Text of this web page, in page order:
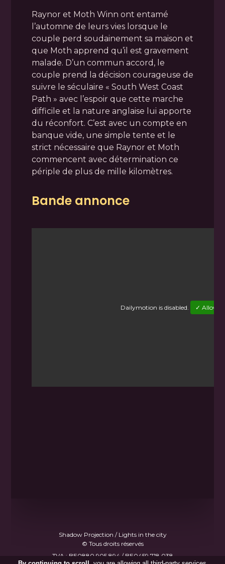
Raynor et Moth Winn ont entamé
l’automne de leurs vies lorsque le
couple perd soudainement sa maison et
que Moth apprend qu’il est gravement
malade. D’un commun accord, le
couple prend la décision courageuse de
suivre le séculaire « South West Coast
Path » avec l’espoir que cette marche
difficile et la nature anglaise lui apporte
du réconfort. C’est avec un compte en
banque vide, une simple tente et le
strict nécessaire que Raynor et Moth
commencent avec détermination ce
périple de plus de mille kilomètres.
Bande annonce
Dailymotion is disabled. ✓ Allow
Shadow Projection / Lights in the city
© Tous droits réservés
TVA : BE0880.905.894 / BE0459.718.038